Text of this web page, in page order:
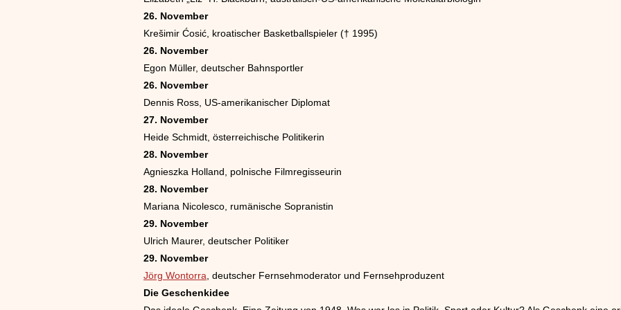
26. November
Krešimir Ćosić, kroatischer Basketballspieler († 1995)
26. November
Egon Müller, deutscher Bahnsportler
26. November
Dennis Ross, US-amerikanischer Diplomat
27. November
Heide Schmidt, österreichische Politikerin
28. November
Agnieszka Holland, polnische Filmregisseurin
28. November
Mariana Nicolesco, rumänische Sopranistin
29. November
Ulrich Maurer, deutscher Politiker
29. November
Jörg Wontorra , deutscher Fernsehmoderator und Fernsehproduzent
Die Geschenkidee